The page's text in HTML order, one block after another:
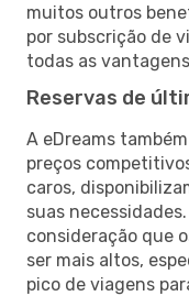
muitos outros
por subscrição de
todas as
Reservas de
A eDreams
preços
caros,
suas
consideração que
ser mais altos,
pico de viagens